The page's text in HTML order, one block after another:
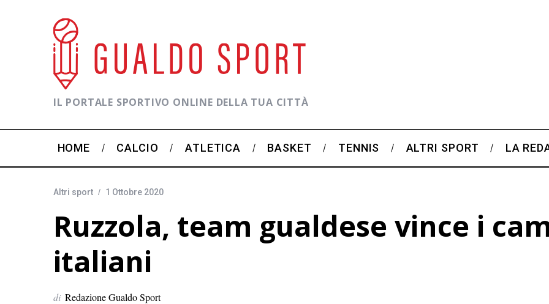
IL PORTALE SPORTIVO ONLINE DELLA TUA CITTÀ
HOME CALCIO ATLETICA BASKET TENNIS ALTRI SPORT LA
Altri sport 1 Ottobre 2020
Ruzzola, team gualdese vince i
italiani
di Redazione Gualdo Sport